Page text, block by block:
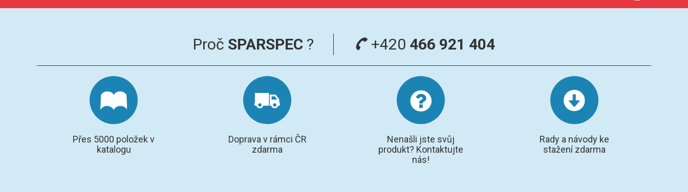
Proč SPARSPEC ? +420 466 921 404
Přes 5000 položek v
katalogu
Doprava v rámci ČR
zdarma
Nenašli jste svůj
produkt? Kontaktujte
nás!
Rady a návody ke
stažení zdarma